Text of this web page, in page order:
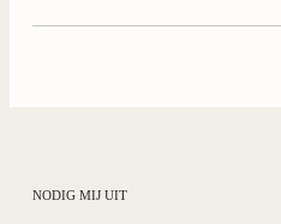
NODIG MIJ UIT